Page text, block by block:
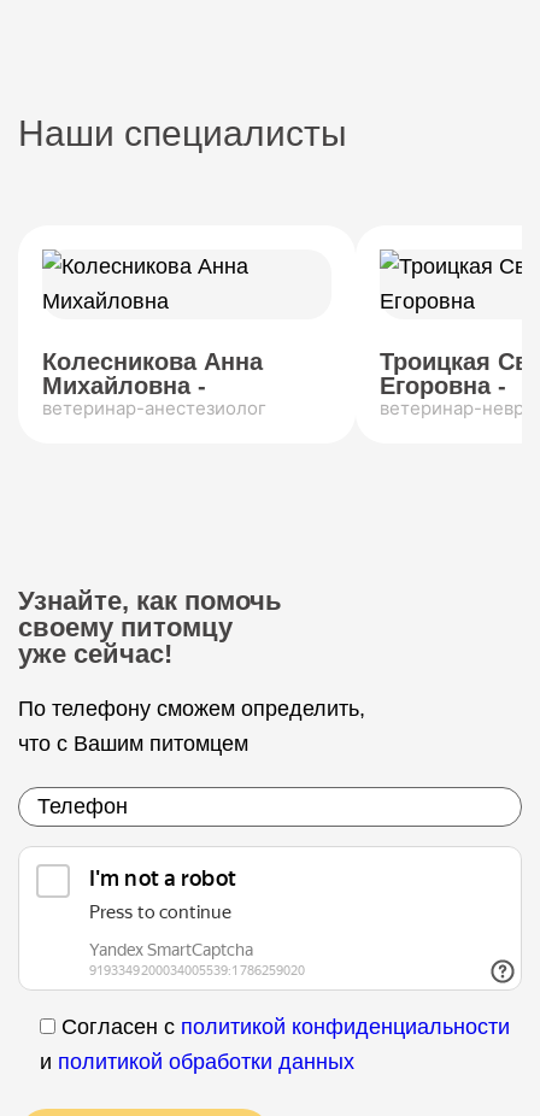
Наши специалисты
Колесникова Анна
Михайловна -
ветеринар-анестезиолог
Троицкая
Егоровна -
ветеринар-
Узнайте, как помочь
своему питомцу
уже сейчас!
По телефону сможем определить,
что с Вашим питомцем
Согласен с политикой конфиденциальности
и политикой обработки данных